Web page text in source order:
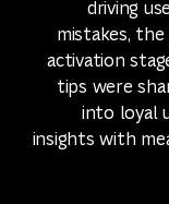
driving
mistakes,
activation
tips were
into loyal
insights with